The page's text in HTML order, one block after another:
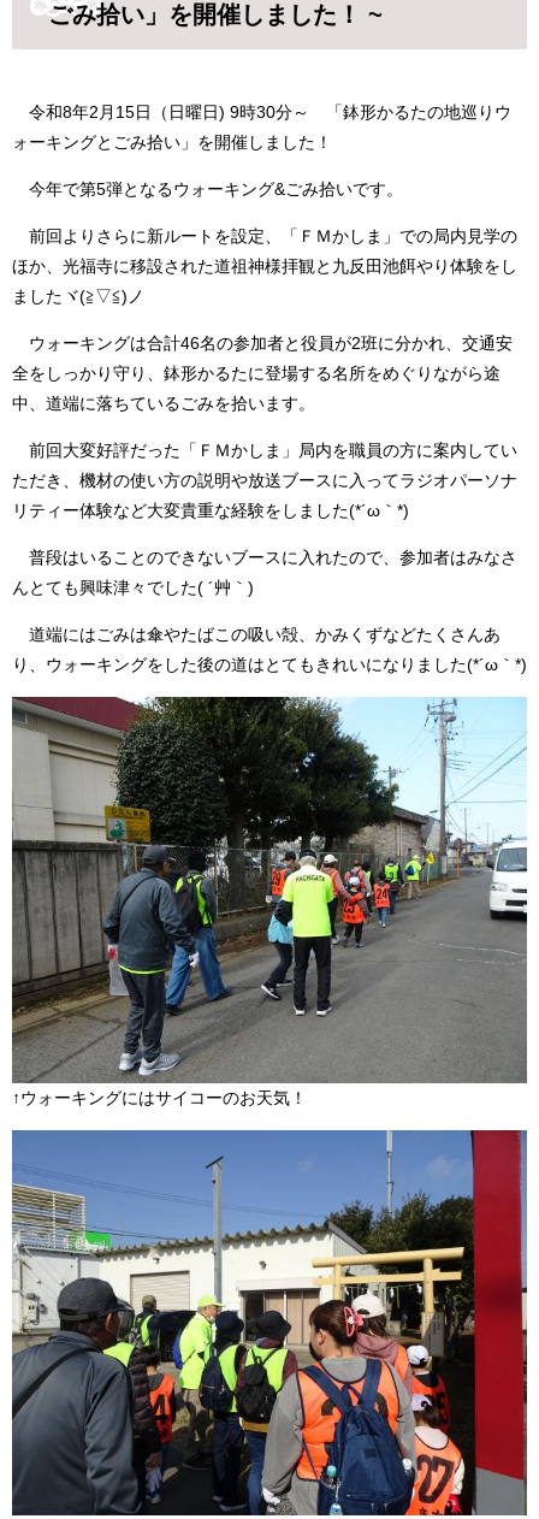
ごみ拾い」を開催しました！ ~
令和8年2月15日（日曜日) 9時30分～ 「鉢形かるたの地巡りウ
ォーキングとごみ拾い」を開催しました！
今年で第5弾となるウォーキング&ごみ拾いです。
前回よりさらに新ルートを設定、「ＦＭかしま」での局内見学の
ほか、光福寺に移設された道祖神様拝観と九反田池餌やり体験をし
ましたヾ(≧▽≦)ノ
ウォーキングは合計46名の参加者と役員が2班に分かれ、交通安
全をしっかり守り、鉢形かるたに登場する名所をめぐりながら途
中、道端に落ちているごみを拾います。
前回大変好評だった「ＦＭかしま」局内を職員の方に案内してい
ただき、機材の使い方の説明や放送ブースに入ってラジオパーソナ
リティー体験など大変貴重な経験をしました(*´ω｀*)
普段はいることのできないブースに入れたので、参加者はみなさ
んとても興味津々でした( ´艸｀)
道端にはごみは傘やたばこの吸い殻、かみくずなどたくさんあ
り、ウォーキングをした後の道はとてもきれいになりました(*´ω｀*)
↑ウォーキングにはサイコーのお天気！